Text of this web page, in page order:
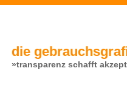
die
»transparenz schafft